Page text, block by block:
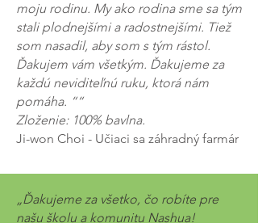
moju rodinu. My ako rodina sme sa tým
stali plodnejšími a radostnejšími. Tiež
som nasadil, aby som s tým rástol.
Ďakujem vám všetkým. Ďakujeme za
každú neviditeľnú ruku, ktorá nám
pomáha. ““
Zloženie: 100% bavlna.
Ji-won Choi - Učiaci sa záhradný farmár
„Ďakujeme za všetko, čo robíte pre
našu školu a komunitu Nashua!